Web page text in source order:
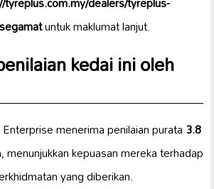
untuk maklumat lanjut.
kedai ini oleh
menerima penilaian purata3.8
menunjukkan kepuasan mereka terhadap
yang diberikan.